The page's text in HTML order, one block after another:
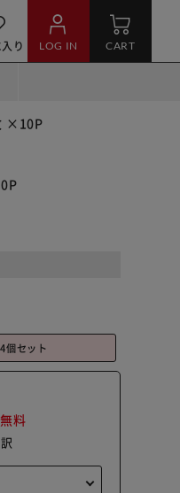
り LOG IN CART
×10P
4個セット
料